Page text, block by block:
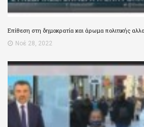
Επίθεση στη δημοκρατία και άρωμα πολιτικής
Νοέ 28, 2022